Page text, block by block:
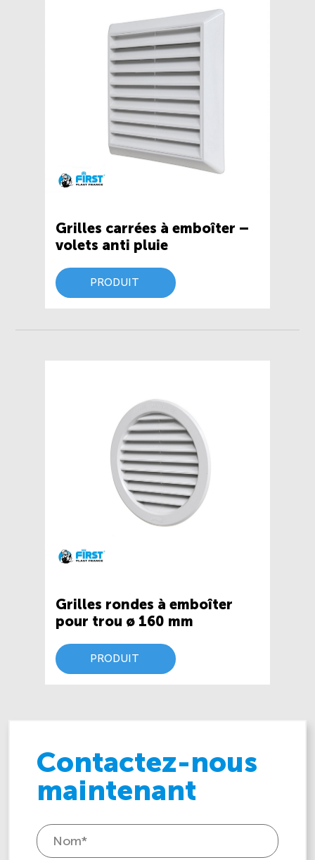
Grilles carrées à emboîter –
volets anti pluie
PRODUIT
Grilles rondes à emboîter
pour trou ø 160 mm
PRODUIT
Contactez-nous
maintenant